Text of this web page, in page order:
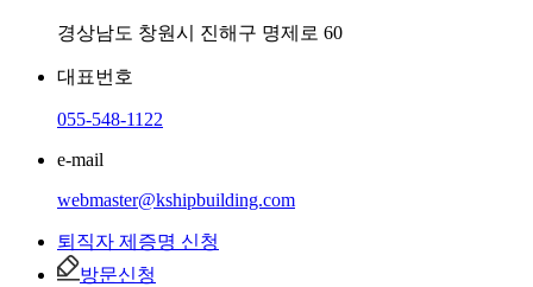
경상남도 창원시 진해구 명제로 60
대표번호
055-548-1122
e-mail
webmaster@kshipbuilding.com
퇴직자 제증명 신청
방문신청